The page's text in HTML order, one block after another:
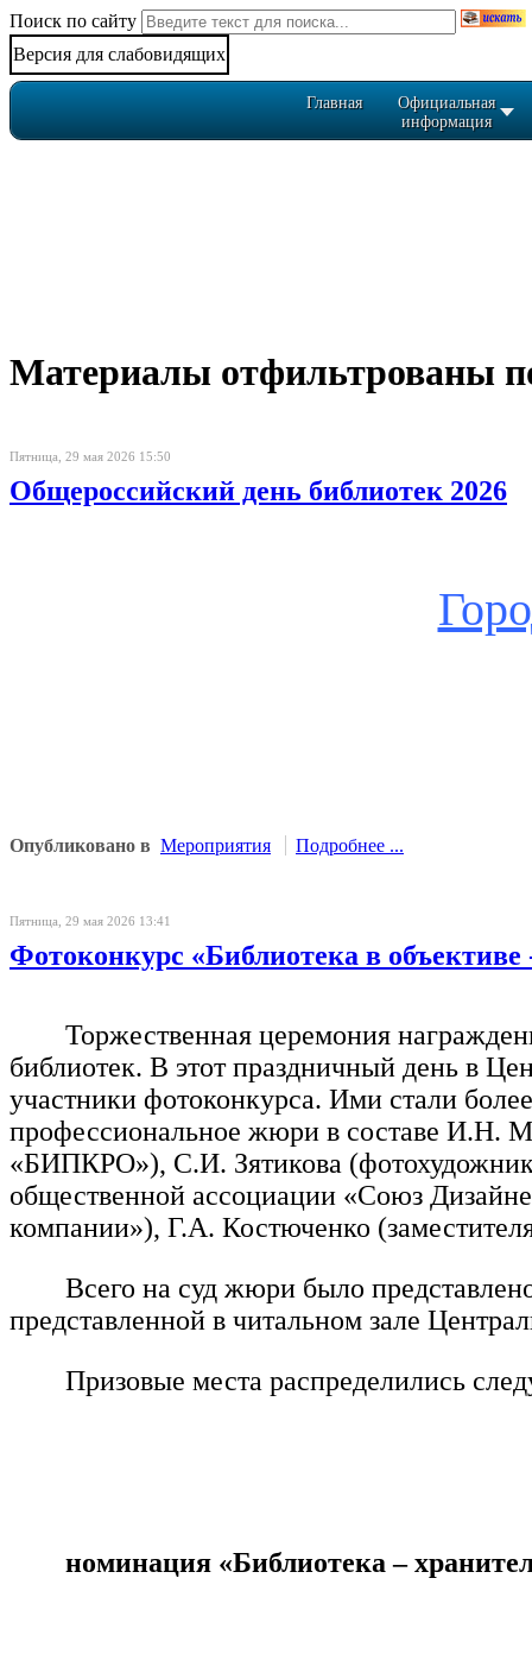
Поиск по сайту
Версия для слабовидящих
Главная
Официальная
информация
Материалы отфильтрованы
Пятница, 29 мая 2026 15:50
Общероссийский день библиотек 2026
Опубликовано в Мероприятия Подробнее ...
Пятница, 29 мая 2026 13:41
Фотоконкурс «Библиотека в объективе
Торжественная церемония
библиотек. В этот праздничный день в
участники фотоконкурса. Ими стали
профессиональное жюри в составе И.Н.
«БИПКРО»), С.И. Зятикова
общественной ассоциации «Союз
компании»), Г.А. Костюченко
Всего на суд жюри было
представленной в читальном зале
Призовые места распределились
номинация «Библиотека –